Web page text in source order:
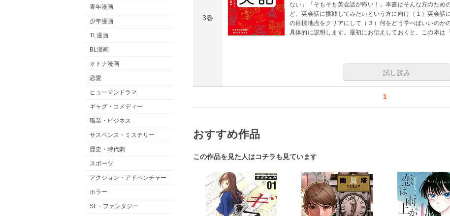
青年漫画
少年漫画
TL漫画
BL漫画
オトナ漫画
恋愛
ヒューマンドラマ
ギャグ・コメディー
職業・ビジネス
サスペンス・ミステリー
歴史・時代劇
スポーツ
アクション・アドベンチャー
ホラー
SF・ファンタジー
3巻
ない」「そもそも英会話が怖い！」本書はそんな方のため
ど、英会話に挑戦してみたいという方に向け（１）英会
の目標地点をクリアにして（３）何をどう学べばいいのか
具体的に説明します。最初にお伝えしておくと、この本は
ではありません。日本人にありがちなのが「間違ったら
「技術」と「マインド」の両面から解説します。本書でお
ギーだった著者のフクチマミさんも実際に最初のひと言を
の「エピローグ」に）。この本で「最初の１歩」を踏み出
試し読み
1
おすすめ作品
この作品を見た人はコチラも見ています